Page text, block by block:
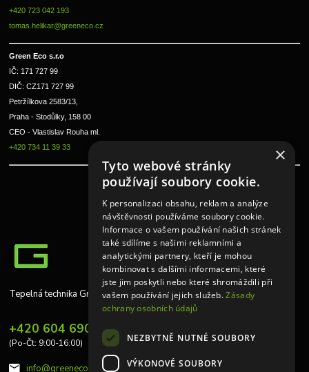
+420 723 042 193
tomas.helikar@greeneco.cz
Green Eco s.r.o
IČ: 171 727 99
DIČ: CZ171 727 99
Petržílkova 2583/13,
Praha - Stodůlky, 158 00
CEO - Vlastislav Rouha ml.
+420 734 11 39 33
Tepelná technika Greeneco
+420 604 690 848
(Po-Čt: 9:00-16:00)
info@greeneco.cz
×
Tyto webové stránky
používají soubory cookie.
K personalizaci obsahu, reklam a analýze
návštěvnosti používáme soubory cookie.
Informace o vašem používání našich stránek
také sdílíme s našimi reklamními a
analytickými partnery, kteří je mohou
kombinovat s dalšími informacemi, které
jste jim poskytli nebo které shromáždili při
vašem používání jejich služeb.Zásady
ochrany osobních údajů
NEZBYTNĚ NUTNÉ SOUBORY
VÝKONOVÉ SOUBORY